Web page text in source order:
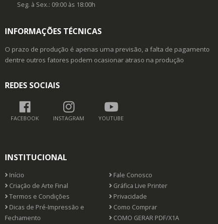
Seg. à Sex.: 09:00 às 18:00h
INFORMAÇÕES TÉCNICAS
O prazo de produção é apenas uma previsão, a falta de pagamento
dentre outros fatores podem ocasionar atraso na produção
REDES SOCIAIS
FACEBOOK INSTAGRAM YOUTUBE
INSTITUCIONAL
Início
Fale Conosco
Criação de Arte Final
Gráfica Live Printer
Termos e Condições
Privacidade
Dicas de Pré-Impressão e
Fechamento
Como Comprar
COMO GERAR PDF/X1A